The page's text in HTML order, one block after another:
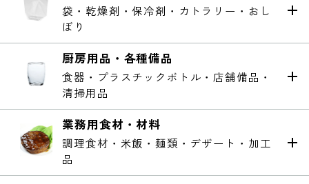
袋・乾燥剤・保冷剤・カトラリー・おし
ぼり
厨房用品・各種備品
食器・プラスチックボトル・店舗備品・
清掃用品
業務用食材・材料
調理食材・米飯・麺類・デザート・加工
品